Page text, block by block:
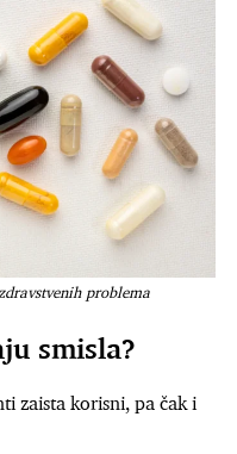
problema
smisla?
zaista korisni, pa čak i